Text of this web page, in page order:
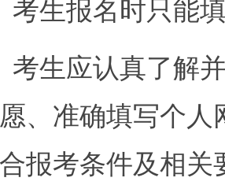
考生报名时只能
考生应认真了解
、准确填写个
报考条件及相